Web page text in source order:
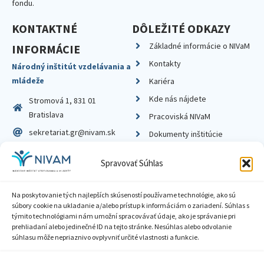
Spravovať Súhlas
Na poskytovanie tých najlepších skúseností používame technológie, ako sú
súbory cookie na ukladanie a/alebo prístup k informáciám o zariadení. Súhlas s
týmito technológiami nám umožní spracovávať údaje, ako je správanie pri
prehliadaní alebo jedinečné ID na tejto stránke. Nesúhlas alebo odvolanie
súhlasu môže nepriaznivo ovplyvniť určité vlastnosti a funkcie.
fondu.
KONTAKTNÉ
INFORMÁCIE
Národný inštitút vzdelávania a
mládeže
Stromová 1, 831 01
Bratislava
sekretariat.gr@nivam.sk
IČO: 00164348
DIČ: 2020798714
DÔLEŽITÉ ODKAZY
Základné informácie o NIVaM
Kontakty
Kariéra
Kde nás nájdete
Pracoviská NIVaM
Dokumenty inštitúcie
Zásady ochrany súkromia